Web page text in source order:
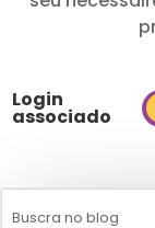
Login
associado